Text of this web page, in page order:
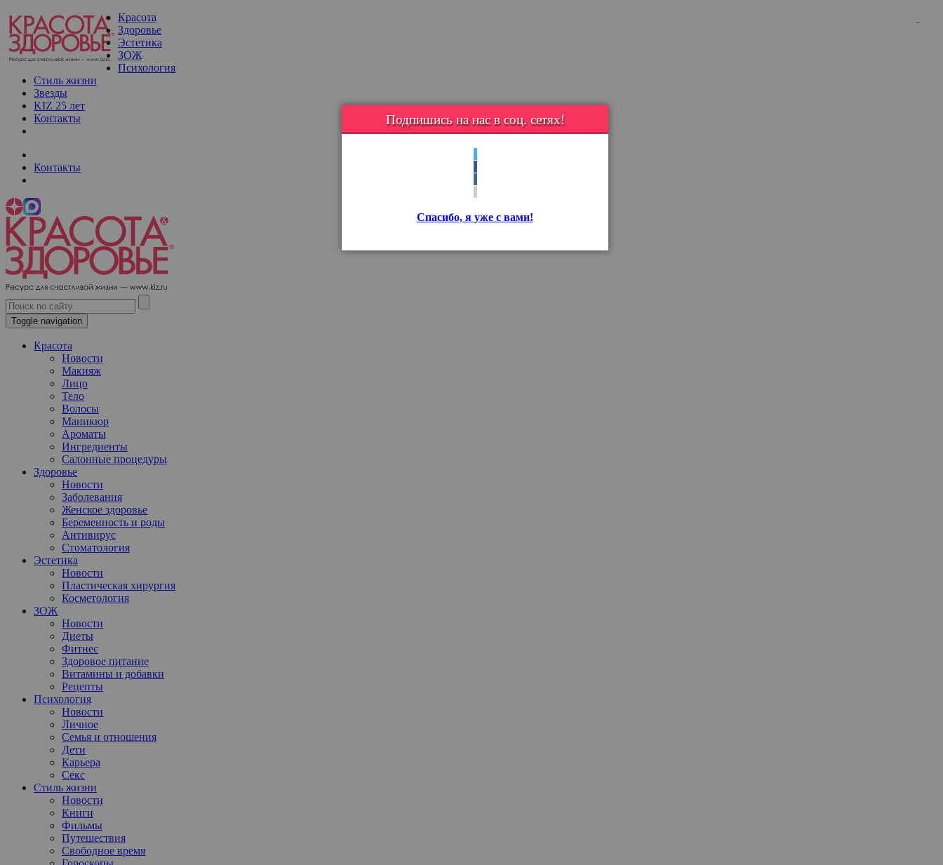
Красота
Здоровье
Эстетика
ЗОЖ
Психология
Стиль жизни
Звезды
KIZ 25 лет
Контакты
Контакты
Toggle navigation
Красота
Новости
Макияж
Лицо
Тело
Волосы
Маникюр
Ароматы
Ингредиенты
Салонные процедуры
Здоровье
Новости
Заболевания
Женское здоровье
Беременность и роды
Антивирус
Стоматология
Эстетика
Новости
Пластическая хирургия
Косметология
ЗОЖ
Новости
Диеты
Фитнес
Здоровое питание
Витамины и добавки
Рецепты
Психология
Новости
Личное
Семья и отношения
Дети
Карьера
Секс
Стиль жизни
Новости
Книги
Фильмы
Путешествия
Свободное время
Подпишись на нас в соц. сетях!
Спасибо, я уже с вами!